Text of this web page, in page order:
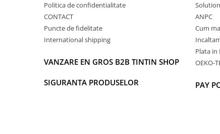
Politica de confidentialitate
CONTACT
Puncte de fidelitate
International shipping
VANZARE EN GROS B2B TINTIN SHOP
SIGURANTA PRODUSELOR
ANPC
Cum
Plata in
OEKO-
PAY